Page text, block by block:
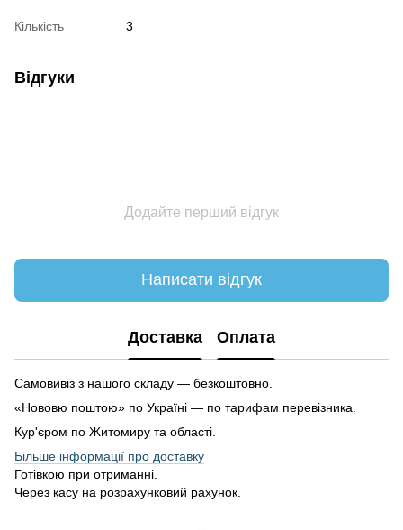
Кількість 3
Відгуки
Додайте перший відгук
Написати відгук
Доставка Оплата
Самовивіз з нашого складу — безкоштовно.
«Нововю поштою» по Україні — по тарифам перевізника.
Кур'єром по Житомиру та області.
Більше інформації про доставку
Готівкою при отриманні.
Через касу на розрахунковий рахунок.